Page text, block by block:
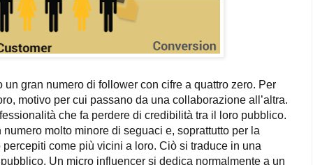
gran numero di follower con cifre a quattro zero. Per
motivo per cui passano da una collaborazione all’altra.
che fa perdere di credibilità tra il loro pubblico.
molto minore di seguaci e, soprattutto per la
come più vicini a loro. Ciò si traduce in una
Un micro influencer si dedica normalmente a un